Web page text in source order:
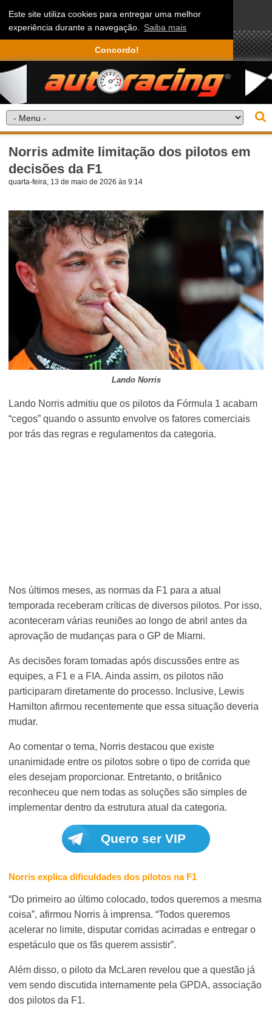
Este site utiliza cookies para entregar uma melhor
experiência durante a navegação. Saiba mais
Concordo!
Norris admite limitação dos pilotos em
decisões da F1
quarta-feira, 13 de maio de 2026 às 9:14
Lando Norris
Lando Norris admitiu que os pilotos da Fórmula 1 acabam
“cegos” quando o assunto envolve os fatores comerciais
por trás das regras e regulamentos da categoria.
Nos últimos meses, as normas da F1 para a atual
temporada receberam críticas de diversos pilotos. Por isso,
aconteceram várias reuniões ao longo de abril antes da
aprovação de mudanças para o GP de Miami.
As decisões foram tomadas após discussões entre as
equipes, a F1 e a FIA. Ainda assim, os pilotos não
participaram diretamente do processo. Inclusive, Lewis
Hamilton afirmou recentemente que essa situação deveria
mudar.
Ao comentar o tema, Norris destacou que existe
unanimidade entre os pilotos sobre o tipo de corrida que
eles desejam proporcionar. Entretanto, o britânico
reconheceu que nem todas as soluções são simples de
implementar dentro da estrutura atual da categoria.
Quero ser VIP
Norris explica dificuldades dos pilotos na F1
“Do primeiro ao último colocado, todos queremos a mesma
coisa”, afirmou Norris à imprensa. “Todos queremos
acelerar no limite, disputar corridas acirradas e entregar o
espetáculo que os fãs querem assistir”.
Além disso, o piloto da McLaren revelou que a questão já
vem sendo discutida internamente pela GPDA, associação
dos pilotos da F1.